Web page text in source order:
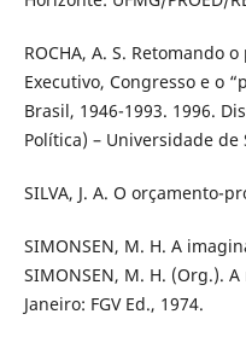
ROCHA, A. S. Retomando
Executivo, Congresso e o
Brasil, 1946-1993. 1996.
Política) – Universidade de
SILVA, J. A. O orçamento-
SIMONSEN, M. H. A
SIMONSEN, M. H. (Org.).
Janeiro: FGV Ed., 1974.